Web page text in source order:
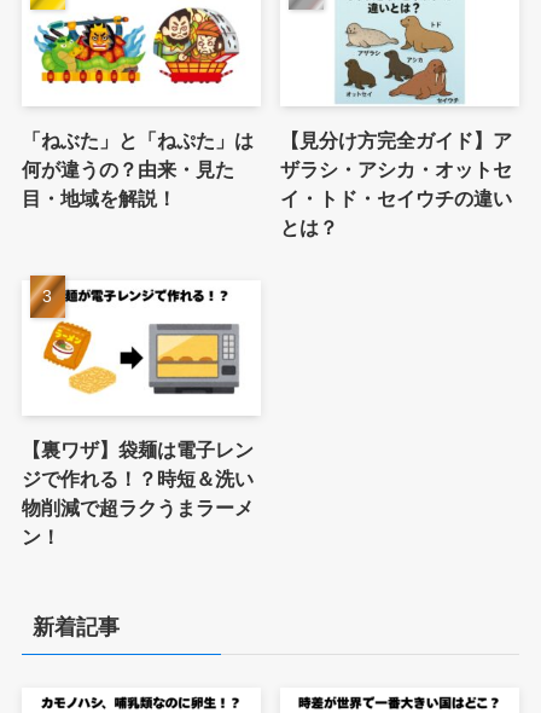
「ねぶた」と「ねぷた」は
何が違うの？由来・見た
目・地域を解説！
【見分け方完全ガイド】ア
ザラシ・アシカ・オットセ
イ・トド・セイウチの違い
とは？
【裏ワザ】袋麺は電子レン
ジで作れる！？時短＆洗い
物削減で超ラクうまラーメ
ン！
新着記事